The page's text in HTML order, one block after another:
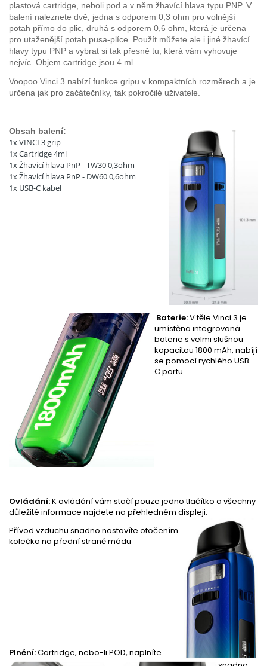
plastová cartridge, neboli pod a v něm žhavící hlava typu PNP. V
balení naleznete dvě, jedna s odporem 0,3 ohm pro volnější
potah přímo do plic, druhá s odporem 0,6 ohm, která je určena
pro utaženější potah pusa-plíce. Použít můžete ale i jiné žhavící
hlavy typu PNP a vybrat si tak přesně tu, která vám vyhovuje
nejvíc. Objem cartridge jsou 4 ml.
Voopoo Vinci 3 nabízí funkce gripu v kompaktních rozměrech a je
určena jak pro začátečníky, tak pokročilé uživatele.
Obsah balení:
1x VINCI 3 grip
1x Cartridge 4ml
1x Žhavicí hlava PnP - TW30 0,3ohm
1x Žhavicí hlava PnP - DW60 0,6ohm
1x USB-C kabel
Baterie:V těle Vinci 3 je
umístěna integrovaná
baterie s velmi slušnou
kapacitou 1800 mAh, nabíjí
se pomocí rychlého USB-
C portu
Ovládání:K ovládání vám stačí pouze jedno tlačítko a všechny
důležité informace najdete na přehledném displeji.
Přívod vzduchu snadno nastavíte otočením
kolečka na přední straně módu
Plnění:Cartridge, nebo-li POD, naplníte